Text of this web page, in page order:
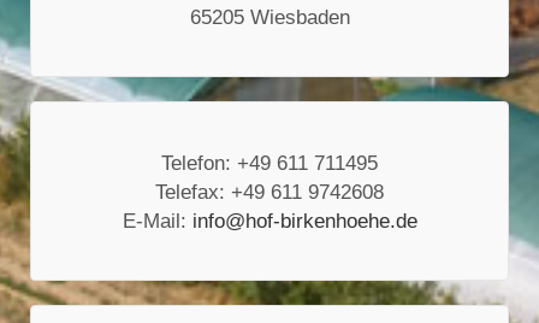
65205 Wiesbaden
Telefon: +49 611 711495
Telefax: +49 611 9742608
E-Mail: info@hof-birkenhoehe.de